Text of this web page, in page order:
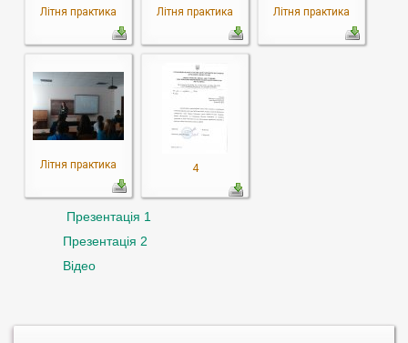
Літня практика Літня практика Літня практика
Літня практика 4
Презентація 1
Презентація 2
Відео